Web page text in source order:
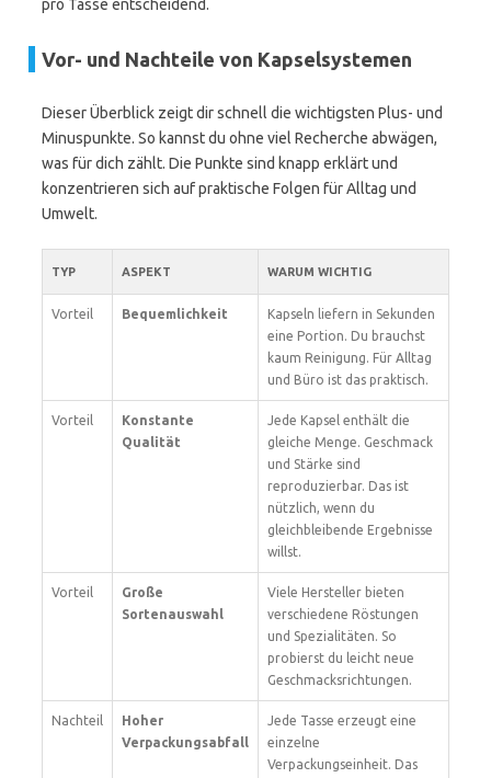
pro Tasse entscheidend.
Vor- und Nachteile von Kapselsystemen
Dieser Überblick zeigt dir schnell die wichtigsten Plus- und
Minuspunkte. So kannst du ohne viel Recherche abwägen,
was für dich zählt. Die Punkte sind knapp erklärt und
konzentrieren sich auf praktische Folgen für Alltag und
Umwelt.
TYP ASPEKT WARUM WICHTIG
Vorteil Bequemlichkeit
Kapseln liefern in Sekunden
eine Portion. Du brauchst
kaum Reinigung. Für Alltag
und Büro ist das praktisch.
Vorteil
Konstante
Qualität
Jede Kapsel enthält die
gleiche Menge. Geschmack
und Stärke sind
reproduzierbar. Das ist
nützlich, wenn du
gleichbleibende Ergebnisse
willst.
Vorteil
Große
Sortenauswahl
Viele Hersteller bieten
verschiedene Röstungen
und Spezialitäten. So
probierst du leicht neue
Geschmacksrichtungen.
Nachteil
Hoher
Verpackungsabfall
Jede Tasse erzeugt eine
einzelne
Verpackungseinheit. Das